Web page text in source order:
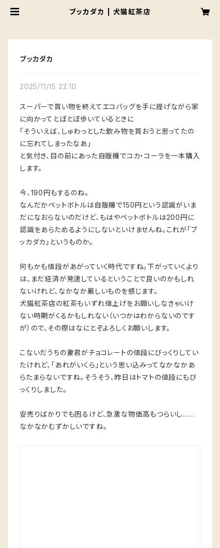
ブッカダカ | 犬猫紅茶店
ブッカダカ
2025/11/15 22:10
スーパーで買い物を終えてエコバッグを手に提げながら家
に向かってとぼとぼ歩いているときに
「そういえば、しゅわっとした飲み物を買おうと思ってたの
に忘れてしまったなあ」
と気付き、目の前にあった自販機でコカ・コーラを一本購入
します。
今、190円もするのね。
なんだかペットボトルは自販機で150円という認識がいま
だになおらないのだけど、もはやペットボトルは200円に
認識をあらためるようにしないといけませんね。これが「ブ
ッカダカ」というものか。
何もかも値段があがっていく時代ですね。下がっていくより
は、まだ経済が発達しているということで良いのかもしれ
ないけれど、なかなか厳しいものを感じます。
犬猫紅茶店の紅茶もいずれ値上げをお願いしなきゃいけ
ない時期がくるかもしれない（いつかはわからないのです
が）ので、その際はなにとぞよろしくお願いします。
こないだうちの妻君がチョコレートの値段にびっくりしてい
たけれど、「あれがいくら」という思い込みってなかなかあ
らたまらないですね。そうそう、昨日はトマトの値段にもび
っくりしました。
安売りばかりでも困るけど、急激な物価高もつらいし……
なかなかむずかしいですね。